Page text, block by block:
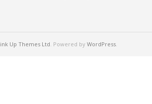
Up Themes Ltd. Powered by WordPress.